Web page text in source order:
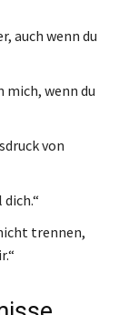
auch wenn du
mich, wenn du
von
trennen,